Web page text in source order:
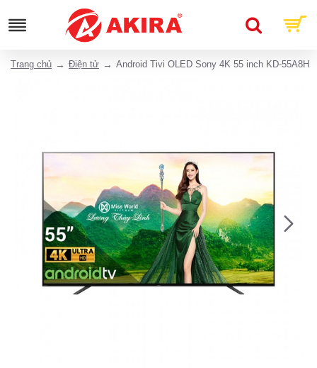
Trang chủ Điện tử Android Tivi OLED Sony 4K 55 inch KD-55A8H